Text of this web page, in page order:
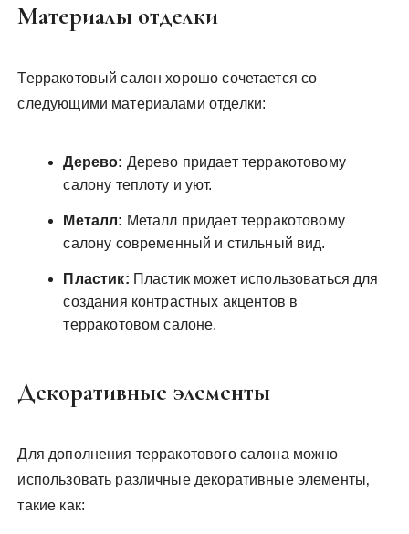
Материалы отделки
Терракотовый салон хорошо сочетается со
следующими материалами отделки:
Дерево: Дерево придает терракотовому
салону теплоту и уют.
Металл: Металл придает терракотовому
салону современный и стильный вид.
Пластик: Пластик может использоваться для
создания контрастных акцентов в
терракотовом салоне.
Декоративные элементы
Для дополнения терракотового салона можно
использовать различные декоративные элементы‚
такие как: